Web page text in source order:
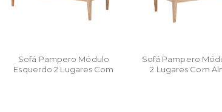
Sofá Pampero Módulo
Esquerdo 2 Lugares Com
Sofá Pampero
2 Lugares Com